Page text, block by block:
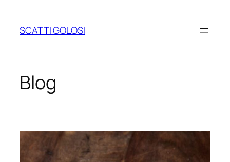
contenuto
SCATTI GOLOSI
Blog